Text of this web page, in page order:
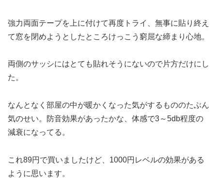
強力両面テープを上に付けて再度トライ、無事に貼り終え
て窓を閉めようとしたところけっこう窮屈な締まり心地。
両側のサッシにはとても貼れそうにないので片方だけにし
た。
なんとなく部屋の中が暖かくなった気がするもののたぶん
気のせい。防音効果があったかな、体感で3～5db程度の
減衰になってる。
これ89円で買いましたけど、1000円レベルの効果がある
ように思います。